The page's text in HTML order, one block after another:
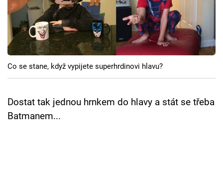
Cool Esport
Pořady
TV Program
Přihlášení
Co se stane, když vypijete superhrdinovi hlavu?
Dostat tak jednou hrnkem do hlavy a stát se třeba
Batmanem...